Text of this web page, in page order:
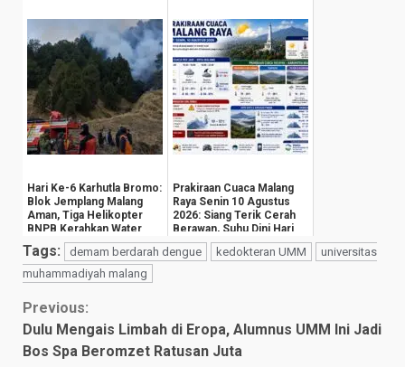
Hari Ke-6 Karhutla Bromo:
Blok Jemplang Malang
Aman, Tiga Helikopter
BNPB Kerahkan Water
Bombing
Prakiraan Cuaca Malang
Raya Senin 10 Agustus
2026: Siang Terik Cerah
Berawan, Suhu Dini Hari
Anjlok ...
Tags: demam berdarah dengue kedokteran UMM
universitas
muhammadiyah malang
Continue
Reading
Previous:
Dulu Mengais Limbah di Eropa, Alumnus UMM Ini Jadi
Bos Spa Beromzet Ratusan Juta